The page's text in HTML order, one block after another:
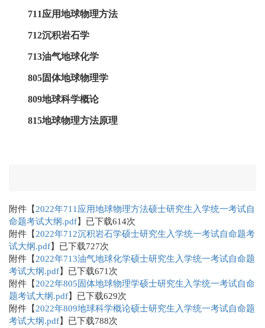
711应用地球物理方法
712沉积岩石学
713油气地球化学
805固体地球物理学
809地球科学概论
815地球物理方法原理
附件【 2022年711应用地球物理方法硕士研究生入学统一考试自
命题考试大纲.pdf】已下载614次
附件【 2022年712沉积岩石学硕士研究生入学统一考试自命题考
试大纲.pdf】已下载727次
附件【 2022年713油气地球化学硕士研究生入学统一考试自命题
考试大纲.pdf】已下载671 次
附件【 2022年805固体地球物理学硕士研究生入学统一考试自命
题考试大纲.pdf】已下载629次
附件【 2022年809地球科学概论硕士研究生入学统一考试自命题
考试大纲.pdf】已下载788次